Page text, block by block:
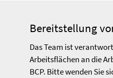
Bereitstellung
Das Team ist
Arbeitsflächen an die
BCP. Bitte wenden Sie